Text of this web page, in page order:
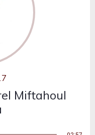
Miftahoul